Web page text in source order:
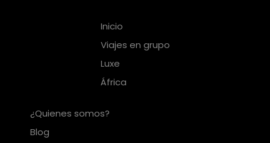
Inicio
Viajes en grupo
Luxe
África
¿Quienes somos?
Blog